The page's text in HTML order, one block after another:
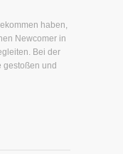
haben,
Newcomer in
Bei der
gestoßen und